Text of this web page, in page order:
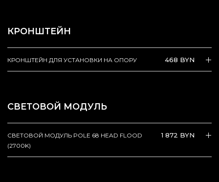
КРОНШТЕЙН
КРОНШТЕЙН ДЛЯ УСТАНОВКИ НА ОПОРУ 468 BYN
СВЕТОВОЙ МОДУЛЬ
СВЕТОВОЙ МОДУЛЬ POLE 68 HEAD FLOOD
(2700K)
1 872 BYN